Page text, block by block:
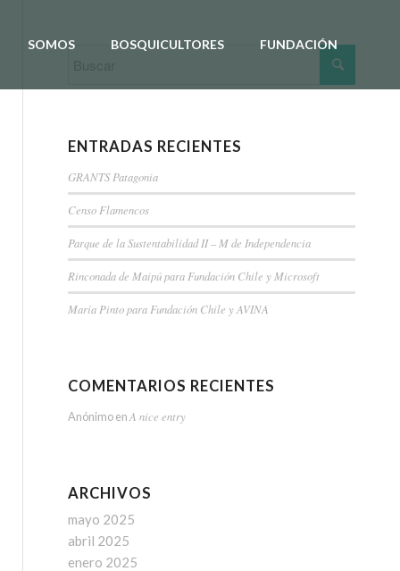
SOMOS BOSQUICULTORES FUNDACIÓN
ENTRADAS RECIENTES
GRANTS Patagonia
Censo Flamencos
Parque de la Sustentabilidad II – M de Independencia
Rinconada de Maipú para Fundación Chile y Microsoft
María Pinto para Fundación Chile y AVINA
COMENTARIOS RECIENTES
AnónimoenA nice entry
ARCHIVOS
mayo 2025
abril 2025
enero 2025